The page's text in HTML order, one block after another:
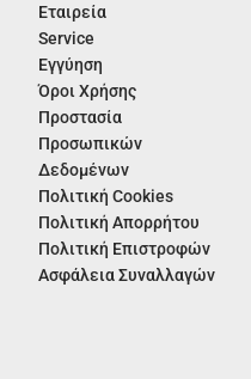
Εταιρεία
Service
Εγγύηση
Όροι Χρήσης
Προστασία
Προσωπικών
Δεδομένων
Πολιτική Cookies
Πολιτική Απορρήτου
Πολιτική Επιστροφών
Ασφάλεια Συναλλαγών